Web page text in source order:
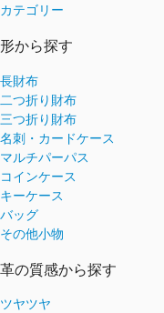
カテゴリー
形から探す
長財布
二つ折り財布
三つ折り財布
名刺・カードケース
マルチパーパス
コインケース
キーケース
バッグ
その他小物
革の質感から探す
ツヤツヤ